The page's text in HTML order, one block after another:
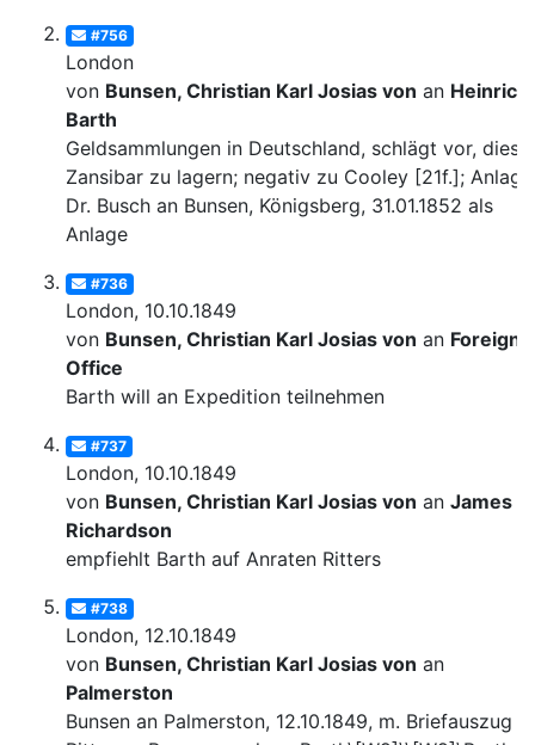
#756
London
von Bunsen, Christian Karl Josias von an Heinrich
Barth
Geldsammlungen in Deutschland, schlägt vor, diese
Zansibar zu lagern; negativ zu Cooley [21f.];
Dr. Busch an Bunsen, Königsberg, 31.01.1852 als
Anlage
#736
London, 10.10.1849
von Bunsen, Christian Karl Josias von an Foreign
Office
Barth will an Expedition teilnehmen
#737
London, 10.10.1849
von Bunsen, Christian Karl Josias von an James
Richardson
empfiehlt Barth auf Anraten Ritters
#738
London, 12.10.1849
von Bunsen, Christian Karl Josias von an
Palmerston
Bunsen an Palmerston, 12.10.1849, m. Briefauszug